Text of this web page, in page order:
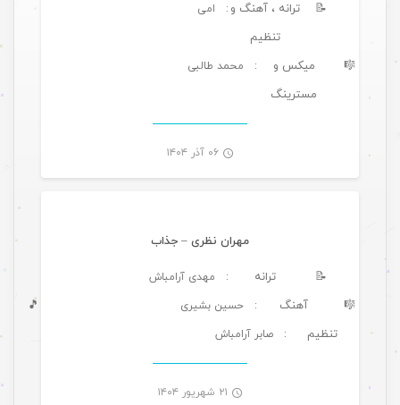
📝
ترانه ، آهنگ و
تنظیم
: امی
🎼
میکس و
مسترینگ
: محمد طالبی
۰۶ آذر ۱۴۰۴
مهران نظری – جذاب
📝 ترانه : مهدی آرامباش
🎼 آهنگ : حسین بشیری
🎵
تنظیم
: صابر آرامباش
۲۱ شهریور ۱۴۰۴